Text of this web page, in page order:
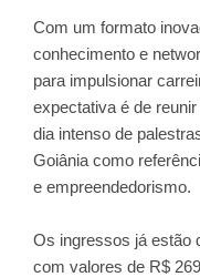
Com um formato
conhecimento e
para impulsionar
expectativa é de
dia intenso de
Goiânia como
e empreendedorismo.
Os ingressos já estão
com valores de R$